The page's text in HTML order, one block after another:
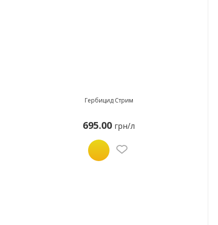
Гербицид Стрим
695.00 грн/л